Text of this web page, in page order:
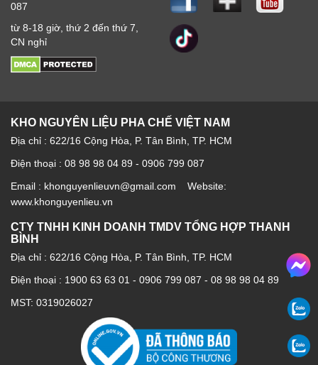
087
từ 8-18 giờ, thứ 2 đến thứ 7,
CN nghỉ
KHO NGUYÊN LIỆU PHA CHẾ VIỆT NAM
Địa chỉ : 622/16 Cộng Hòa, P. Tân Bình, TP. HCM
Điện thoại : 08 98 98 04 89 - 0906 799 087
Email : khonguyenlieuvn@gmail.com Website:
www.khonguyenlieu.vn
CTY TNHH KINH DOANH TMDV TỔNG HỢP THANH
BÌNH
Địa chỉ : 622/16 Cộng Hòa, P. Tân Bình, TP. HCM
Điện thoại : 1900 63 63 01 - 0906 799 087 - 08 98 98 04 89
MST: 0319026027